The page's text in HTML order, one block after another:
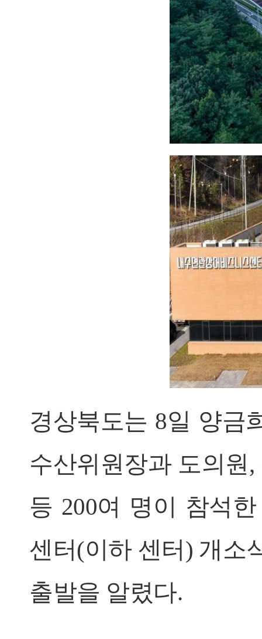
경상북도는 8일 양금
수산위원장과 도의원
등 200여 명이 참석
센터(이하 센터) 개소
출발을 알렸다.